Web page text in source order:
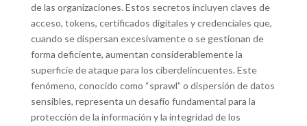
de las organizaciones. Estos secretos incluyen claves de
acceso, tokens, certificados digitales y credenciales que,
cuando se dispersan excesivamente o se gestionan de
forma deficiente, aumentan considerablemente la
superficie de ataque para los ciberdelincuentes. Este
fenómeno, conocido como “sprawl” o dispersión de datos
sensibles, representa un desafío fundamental para la
protección de la información y la integridad de los